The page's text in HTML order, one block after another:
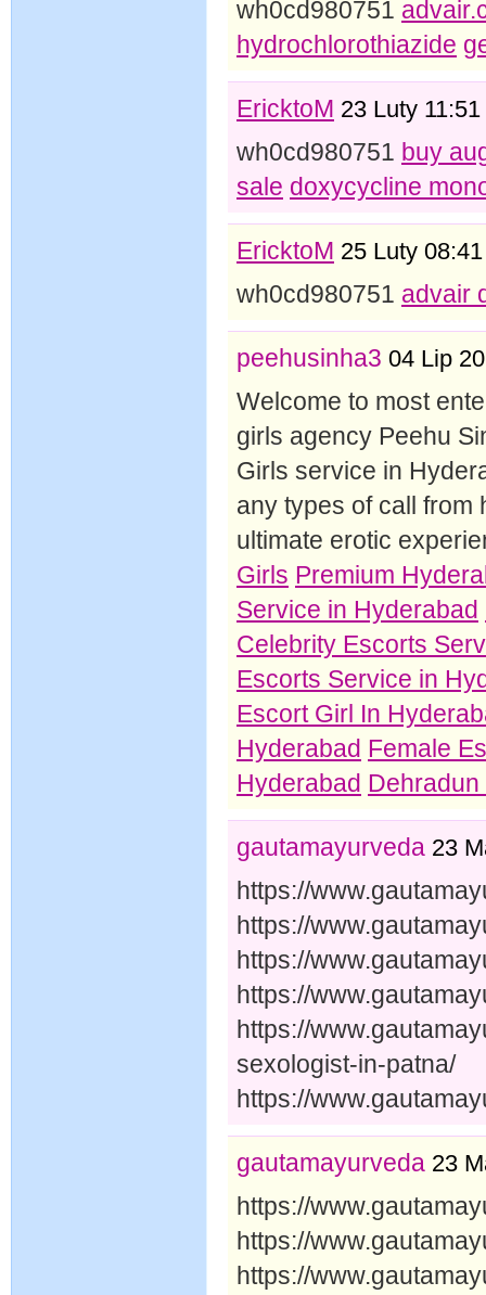
wh0cd980751
hydrochlorothiazide
EricktoM 23 Luty 11:51
wh0cd980751 buy
sale doxycycline
EricktoM 25 Luty 08:41
wh0cd980751 advair
peehusinha3 04 Lip
Welcome to most
girls agency Peehu
Girls service in
any types of call from
ultimate erotic
Girls Premium
Service in Hyderabad
Celebrity Escorts
Escorts Service in
Escort Girl In
Hyderabad Female
Hyderabad
gautamayurveda 23
https://
https://
https://
https://
https://
sexologist-in-patna/
https://
gautamayurveda 23
https://
https://
https://